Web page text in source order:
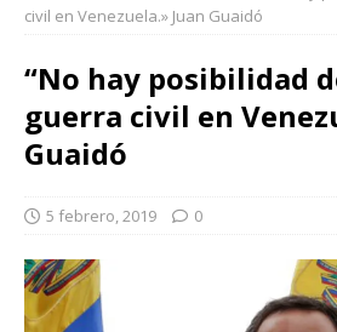
civil en Venezuela.» Juan Guaidó
“No hay posibilidad
guerra civil en
Guaidó
5 febrero, 2019 0